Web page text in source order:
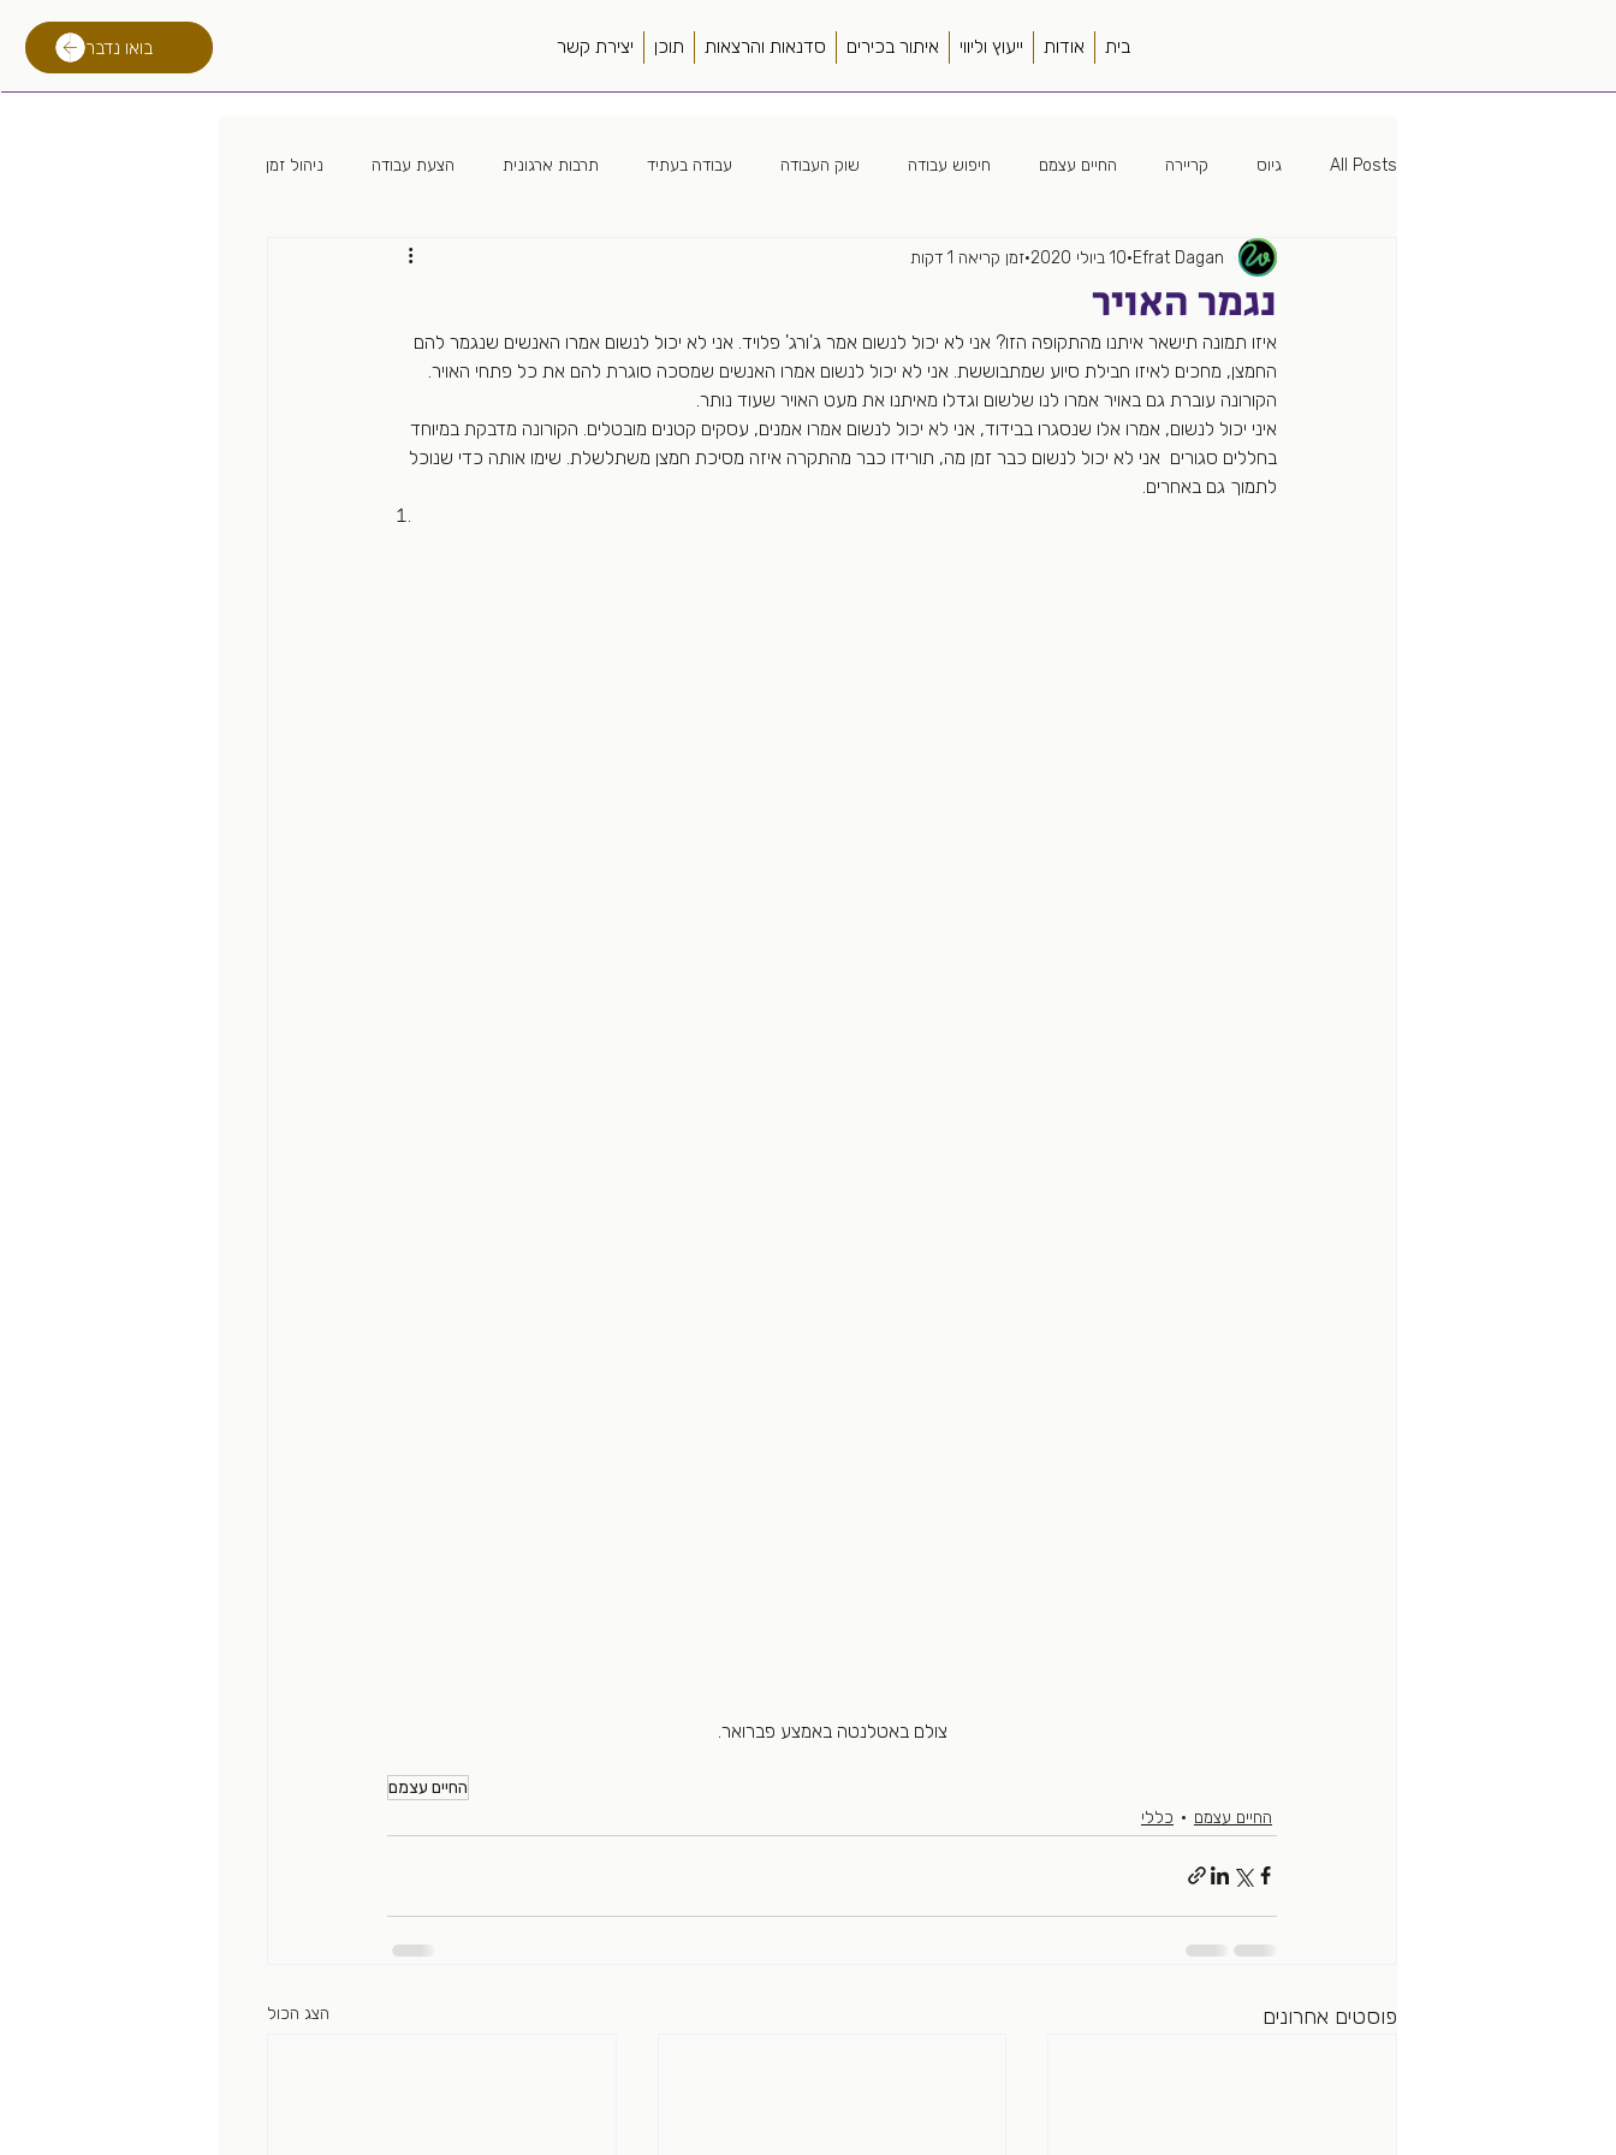
בואו נדבר בית אודות ייעוץ וליווי איתור בכירים סדנאות והרצאות תוכן יצירת קשר
All Posts גיוס קריירה החיים עצמם חיפוש עבודה שוק העבודה עבודה בעתיד תרבות ארגונית הצעת עבודה ניהול זמן
האישה הטובה פוליטיקה ארגונית חווית מועמד מיתון
עבודה מרחוק
מקורות גיוס מונחה נתונים
נגמר האויר
Efrat Dagan 10 ביולי 2020 זמן קריאה 1 דקות
איזו תמונה תישאר איתנו מהתקופה הזו? אני לא יכול לנשום אמר ג'ורג' פלויד. אני לא יכול לנשום אמרו האנשים שנגמר להם
החמצן, מחכים לאיזו חבילת סיוע שמתבוששת. אני לא יכול לנשום אמרו האנשים שמסכה סוגרת להם את כל פתחי האויר.
הקורונה עוברת גם באויר אמרו לנו שלשום וגדלו מאיתנו את מעט האויר שעוד נותר.
איני יכול לנשום, אמרו אלו שנסגרו בבידוד, אני לא יכול לנשום אמרו אמנים, עסקים קטנים מובטלים. הקורונה מדבקת במיוחד
בחללים סגורים  אני לא יכול לנשום כבר זמן מה, תורידו כבר מהתקרה איזה מסיכת חמצן משתלשלת. שימו אותה כדי שנוכל
לתמוך גם באחרים.
צולם באטלנטה באמצע פברואר.
החיים עצמם
החיים עצמם
כללי
פוסטים אחרונים הצג הכול